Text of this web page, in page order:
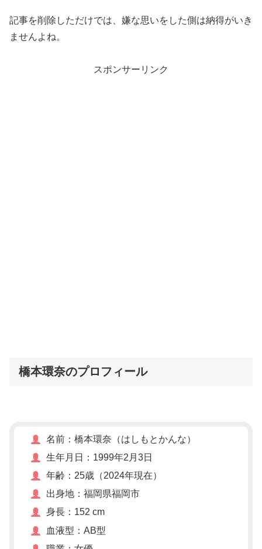
記事を削除しただけでは、嫌な思いをした側は納得がいき
ませんよね。
スポンサーリンク
橋本環奈のプロフィール
名前：橋本環奈（はしもとかんな）
生年月日：1999年2月3日
年齢：25歳（2024年現在）
出身地：福岡県福岡市
身長：152 cm
血液型：AB型